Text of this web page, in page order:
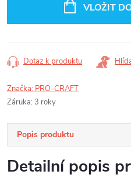
VLOŽIT
Dotaz k produktu
Značka: PRO-CRAFT
Záruka: 3 roky
Popis produktu
Detailní popis